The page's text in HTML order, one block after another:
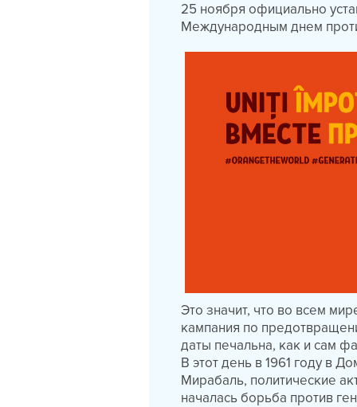
25 ноября официально
Международным днем
Это значит, что во всем
кампания по
даты печальна, как и сам
В этот день в 1961 году в
Мирабаль, политические
началась борьба против